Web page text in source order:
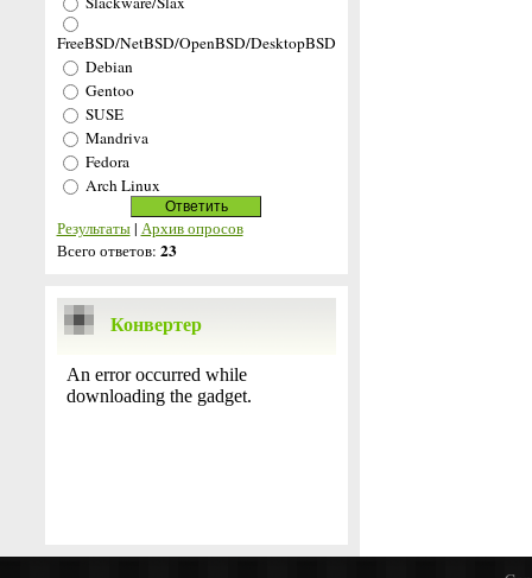
FreeBSD/NetBSD/OpenBSD/DesktopBSD
Debian
Gentoo
SUSE
Mandriva
Fedora
Arch Linux
Результаты| Архив опросов
Всего ответов: 23
Конвертер